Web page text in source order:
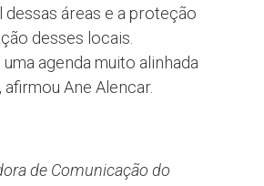
dessas áreas e a proteção
desses locais.
agenda muito alinhada
afirmou Ane Alencar.
de Comunicação do